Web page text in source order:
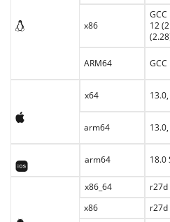
x86
12
ARM64
x64
arm64
arm64 18.0
x86_64 r27d
x86
r27d